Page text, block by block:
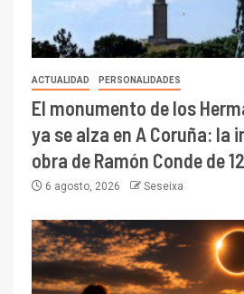
ACTUALIDAD PERSONALIDADES
El monumento de los
ya se alza en A Coruña: la
obra de Ramón Conde de
6 agosto, 2026 Seseixa